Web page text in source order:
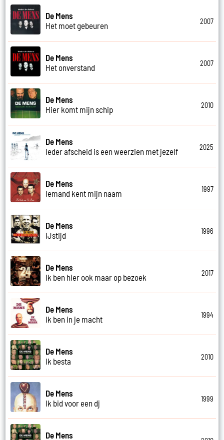
De Mens
Het moet gebeuren
2007
De Mens
Het onverstand
2007
De Mens
Hier komt mijn schip
2010
De Mens
Ieder afscheid is een weerzien met jezelf
2025
De Mens
Iemand kent mijn naam
1997
De Mens
IJstijd
1996
De Mens
Ik ben hier ook maar op bezoek
2017
De Mens
Ik ben in je macht
1994
De Mens
Ik besta
2010
De Mens
Ik bid voor een dj
1999
De Mens